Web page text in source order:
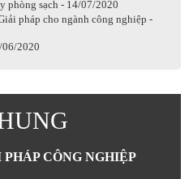
phòng sạch - 14/07/2020
pháp cho ngành công nghiệp -
06/2020
CÔNG NGHIỆP